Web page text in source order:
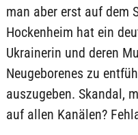
man aber erst auf dem
Hockenheim hat ein
Ukrainerin und deren
Neugeborenes zu
auszugeben. Skandal,
auf allen Kanälen?